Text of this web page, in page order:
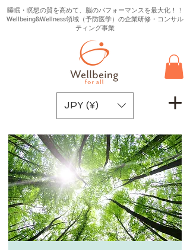
睡眠・瞑想の質を高めて、脳のパフォーマンスを最大化！！
Wellbeing&Wellness領域（予防医学）の企業研修・コンサル
ティング事業
JPY (¥)